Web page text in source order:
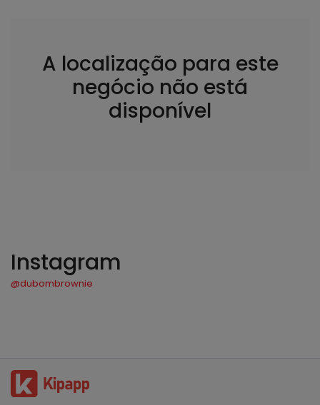
A localização para este
negócio não está
disponível
Instagram
@dubombrownie